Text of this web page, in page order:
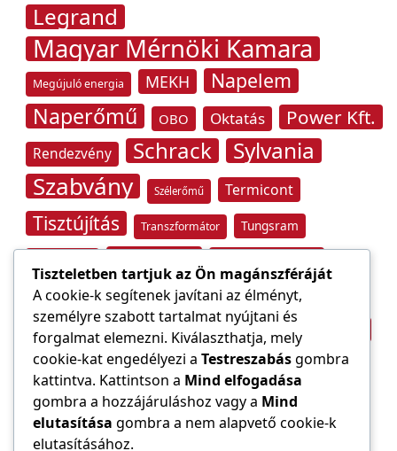
Legrand
Magyar Mérnöki Kamara
Megújuló energia MEKH Napelem
Naperőmű OBO Oktatás Power Kft.
Rendezvény Schrack Sylvania
Szabvány Szélerőmű Termicont
Tisztújítás Transzformátor Tungsram
Villámvédelem
Világítástechnika Áramfogyasztás
Áramszolgáltató Építőipar átviteli hálózat
Tiszteletben tartjuk az Ön magánszféráját
A cookie-k segítenek javítani az élményt,
személyre szabott tartalmat nyújtani és
forgalmat elemezni. Kiválaszthatja, mely
cookie-kat engedélyezi a Testreszabásgombra
kattintva. Kattintson a Mind elfogadása
gombra a hozzájáruláshoz vagy a Mind
elutasítása gombra a nem alapvető cookie-k
elutasításához.